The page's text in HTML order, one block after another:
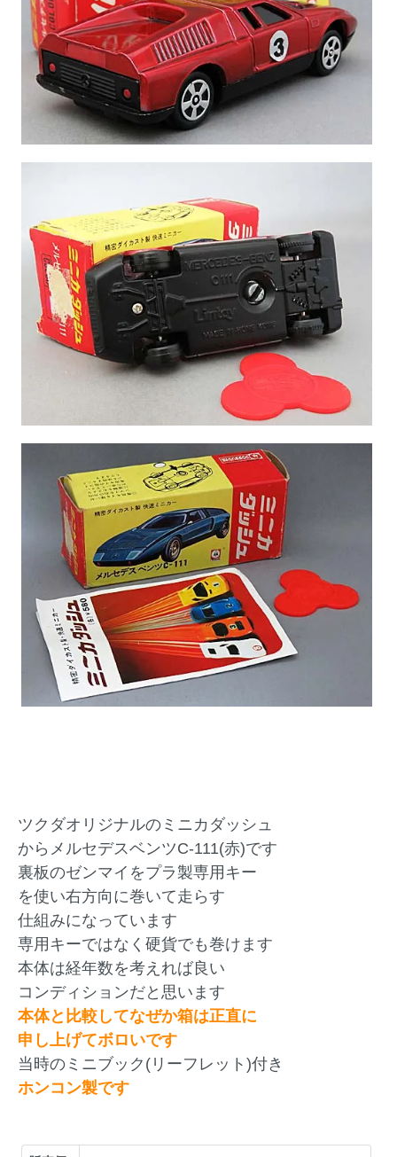
ツクダオリジナルのミニカダッシュ
からメルセデスベンツC-111(赤)です
裏板のゼンマイをプラ製専用キー
を使い右方向に巻いて走らす
仕組みになっています
専用キーではなく硬貨でも巻けます
本体は経年数を考えれば良い
コンディションだと思います
本体と比較してなぜか箱は正直に
申し上げてボロいです
当時のミニブック(リーフレット)付き
ホンコン製です